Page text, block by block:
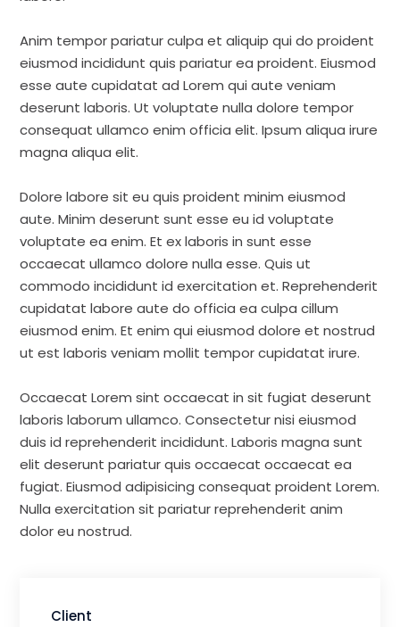
Anim tempor pariatur culpa et aliquip qui do proident
eiusmod incididunt quis pariatur ea proident. Eiusmod
esse aute cupidatat ad Lorem qui aute veniam
deserunt laboris. Ut voluptate nulla dolore tempor
consequat ullamco enim officia elit. Ipsum aliqua irure
magna aliqua elit.
Dolore labore sit eu quis proident minim eiusmod
aute. Minim deserunt sunt esse eu id voluptate
voluptate ea enim. Et ex laboris in sunt esse
occaecat ullamco dolore nulla esse. Quis ut
commodo incididunt id exercitation et. Reprehenderit
cupidatat labore aute do officia ea culpa cillum
eiusmod enim. Et enim qui eiusmod dolore et nostrud
ut est laboris veniam mollit tempor cupidatat irure.
Occaecat Lorem sint occaecat in sit fugiat deserunt
laboris laborum ullamco. Consectetur nisi eiusmod
duis id reprehenderit incididunt. Laboris magna sunt
elit deserunt pariatur quis occaecat occaecat ea
fugiat. Eiusmod adipisicing consequat proident Lorem.
Nulla exercitation sit pariatur reprehenderit anim
dolor eu nostrud.
Client